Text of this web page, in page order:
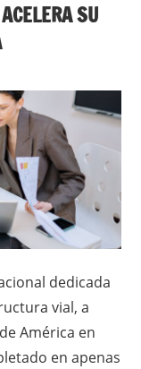
SU
dedicada
vial, a
América en
en apenas